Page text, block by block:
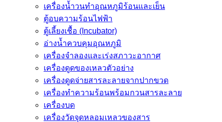
เครื่องน้ำวนทำอุณหภูมิร้อนและเย็น
ตู้อบความร้อนไฟฟ้า
ตู้เลี้ยงเชื้อ (Incubator)
อ่างน้ำควบคุมอุณหภูมิ
เครื่องจำลองและเร่งสภาวะอากาศ
เครื่องดูดของเหลวตัวอย่าง
เครื่องดูดจ่ายสารละลายจากปากขวด
เครื่องทำความร้อนพร้อมกวนสารละลาย
เครื่องบด
เครื่องวัดจุดหลอมเหลวของสาร